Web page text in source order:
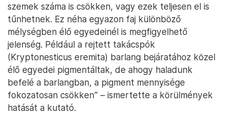
szemek száma is csökken, vagy ezek teljesen el is
tűnhetnek. Ez néha egyazon faj különböző
mélységben élő egyedeinél is megfigyelhető
jelenség. Például a rejtett takácspók
(Kryptonesticus eremita) barlang bejáratához közel
élő egyedei pigmentáltak, de ahogy haladunk
befelé a barlangban, a pigment mennyisége
fokozatosan csökken” – ismertette a körülmények
hatását a kutató.